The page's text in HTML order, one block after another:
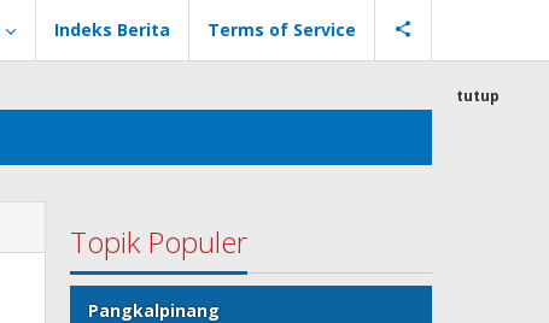
Indeks Berita Terms of Service
tutup
Topik Populer
Pangkalpinang